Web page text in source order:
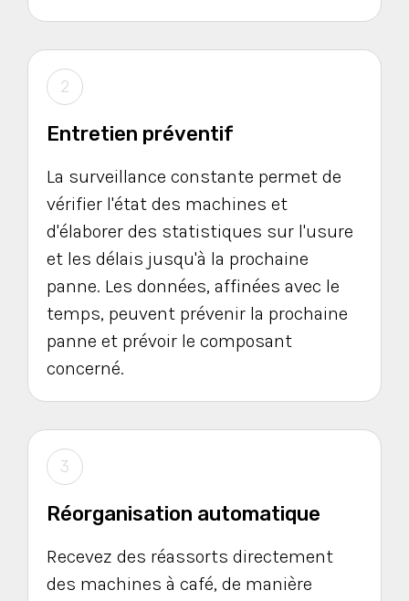
2
Entretien préventif
La surveillance constante permet de
vérifier l'état des machines et
d'élaborer des statistiques sur l'usure
et les délais jusqu'à la prochaine
panne. Les données, affinées avec le
temps, peuvent prévenir la prochaine
panne et prévoir le composant
concerné.
3
Réorganisation automatique
Recevez des réassorts directement
des machines à café, de manière